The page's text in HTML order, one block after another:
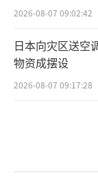
2026-08-07 09:02:42
日本向灾区送空
物资成摆设
2026-08-07 09:17:28